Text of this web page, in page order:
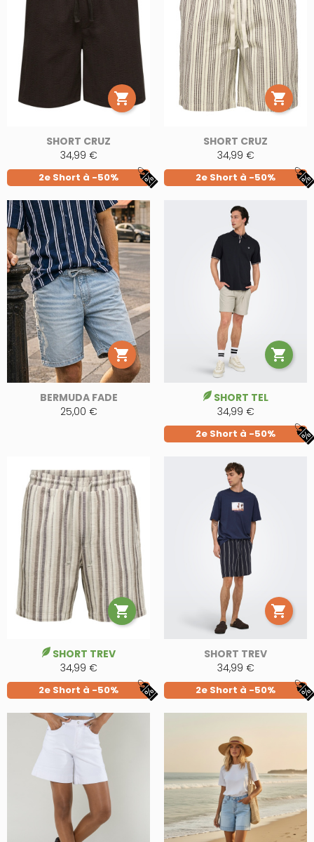

SHORT CRUZ
34,99 €
2e Short à -50%

SHORT CRUZ
34,99 €
2e Short à -50%

BERMUDA FADE
25,00 €

SHORT TEL
34,99 €
2e Short à -50%

SHORT TREV
34,99 €
2e Short à -50%

SHORT TREV
34,99 €
2e Short à -50%